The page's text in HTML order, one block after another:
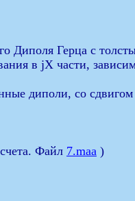
Диполя Герца с
в jX части,
диполи, со
Файл 7.maa )